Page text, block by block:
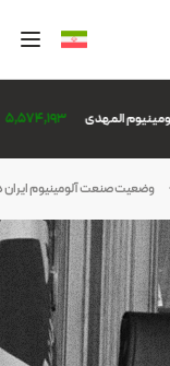
5,574,193
وضعیت صنعت آلومینیوم ایران